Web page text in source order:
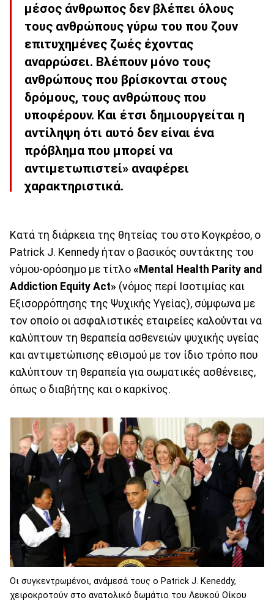
μέσος άνθρωπος δεν βλέπει όλους
τους ανθρώπους γύρω του που ζουν
επιτυχημένες ζωές έχοντας
αναρρώσει. Βλέπουν μόνο τους
ανθρώπους που βρίσκονται στους
δρόμους, τους ανθρώπους που
υποφέρουν. Και έτσι δημιουργείται η
αντίληψη ότι αυτό δεν είναι ένα
πρόβλημα που μπορεί να
αντιμετωπιστεί» αναφέρει
χαρακτηριστικά.
Κατά τη διάρκεια της θητείας του στο Κογκρέσο, ο
Patrick J. Kennedy ήταν ο βασικός συντάκτης του
νόμου-ορόσημο με τίτλο «Mental Health Parity and
Addiction Equity Act» (νόμος περί Ισοτιμίας και
Εξισορρόπησης της Ψυχικής Υγείας), σύμφωνα με
τον οποίο οι ασφαλιστικές εταιρείες καλούνται να
καλύπτουν τη θεραπεία ασθενειών ψυχικής υγείας
και αντιμετώπισης εθισμού με τον ίδιο τρόπο που
καλύπτουν τη θεραπεία για σωματικές ασθένειες,
όπως ο διαβήτης και ο καρκίνος.
Οι συγκεντρωμένοι, ανάμεσά τους ο Patrick J. Keneddy,
χειροκροτούν στο ανατολικό δωμάτιο του Λευκού Οίκου